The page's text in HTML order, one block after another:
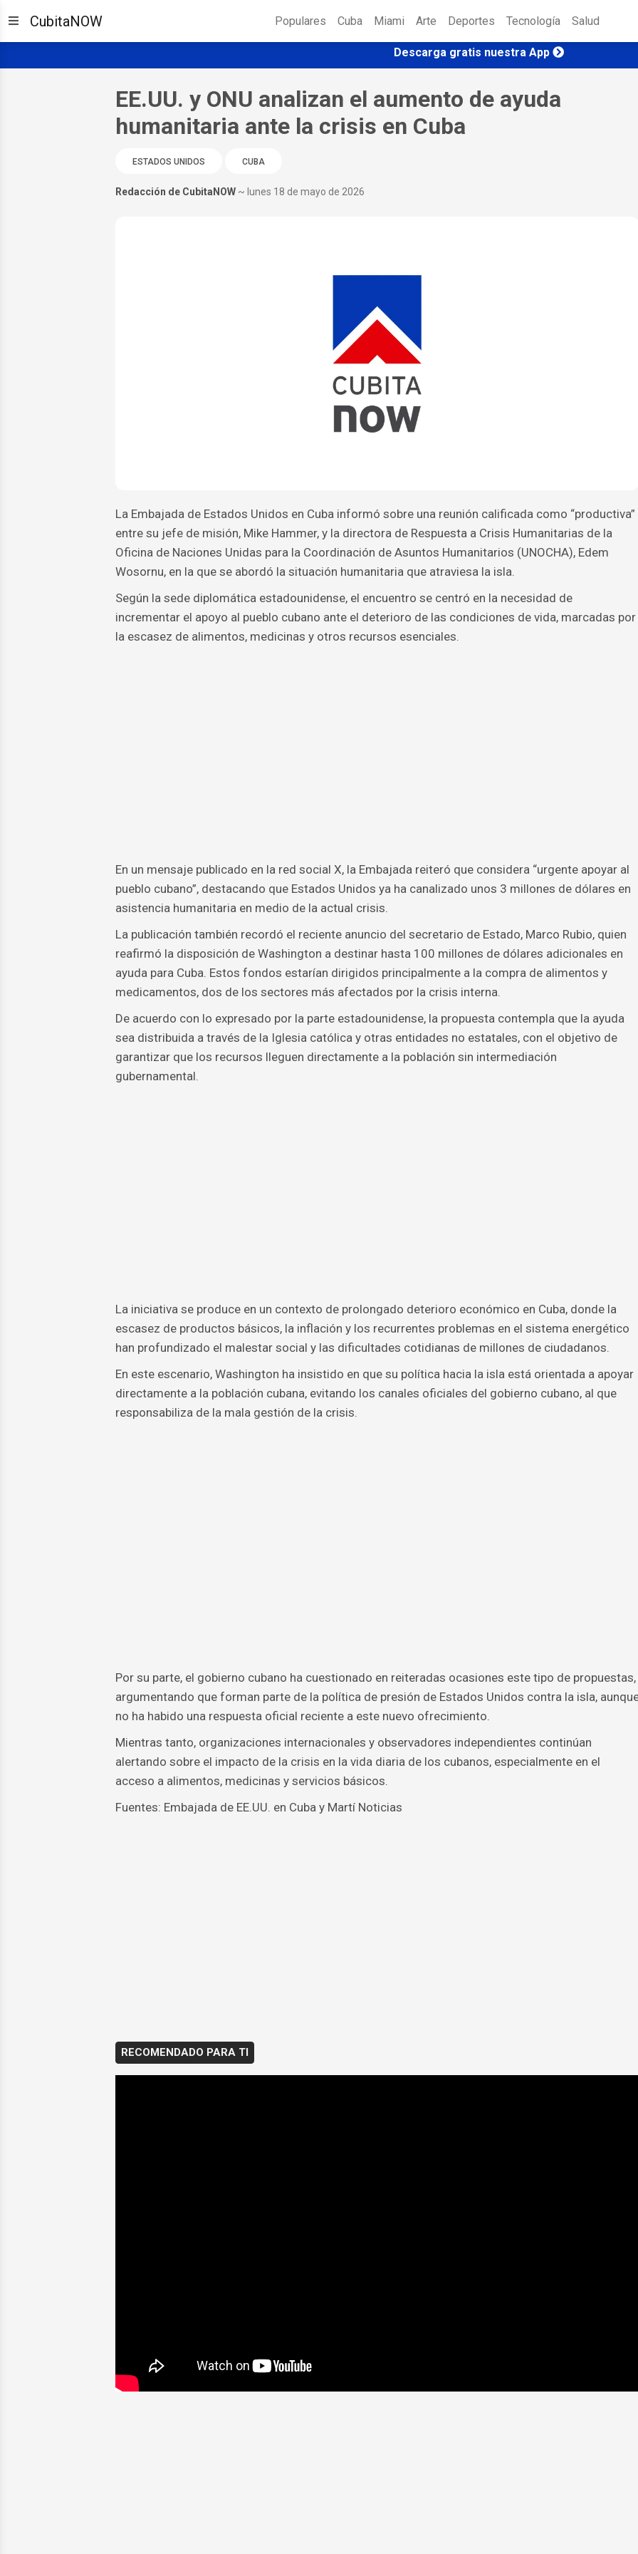
CubitaNOW Populares Cuba Miami Arte Deportes Tecnología Salud
Descarga gratis nuestra App
EE.UU. y ONU analizan el aumento de ayuda
humanitaria ante la crisis en Cuba
ESTADOS UNIDOS CUBA
Redacción de CubitaNOW ~ lunes 18 de mayo de 2026
La Embajada de Estados Unidos en Cuba informó sobre una reunión calificada como “productiva”
entre su jefe de misión, Mike Hammer, y la directora de Respuesta a Crisis Humanitarias de la
Oficina de Naciones Unidas para la Coordinación de Asuntos Humanitarios (UNOCHA), Edem
Wosornu, en la que se abordó la situación humanitaria que atraviesa la isla.
Según la sede diplomática estadounidense, el encuentro se centró en la necesidad de
incrementar el apoyo al pueblo cubano ante el deterioro de las condiciones de vida, marcadas por
la escasez de alimentos, medicinas y otros recursos esenciales.
En un mensaje publicado en la red social X, la Embajada reiteró que considera “urgente apoyar al
pueblo cubano”, destacando que Estados Unidos ya ha canalizado unos 3 millones de dólares en
asistencia humanitaria en medio de la actual crisis.
La publicación también recordó el reciente anuncio del secretario de Estado, Marco Rubio, quien
reafirmó la disposición de Washington a destinar hasta 100 millones de dólares adicionales en
ayuda para Cuba. Estos fondos estarían dirigidos principalmente a la compra de alimentos y
medicamentos, dos de los sectores más afectados por la crisis interna.
De acuerdo con lo expresado por la parte estadounidense, la propuesta contempla que la ayuda
sea distribuida a través de la Iglesia católica y otras entidades no estatales, con el objetivo de
garantizar que los recursos lleguen directamente a la población sin intermediación
gubernamental.
La iniciativa se produce en un contexto de prolongado deterioro económico en Cuba, donde la
escasez de productos básicos, la inflación y los recurrentes problemas en el sistema energético
han profundizado el malestar social y las dificultades cotidianas de millones de ciudadanos.
En este escenario, Washington ha insistido en que su política hacia la isla está orientada a apoyar
directamente a la población cubana, evitando los canales oficiales del gobierno cubano, al que
responsabiliza de la mala gestión de la crisis.
Por su parte, el gobierno cubano ha cuestionado en reiteradas ocasiones este tipo de propuestas,
argumentando que forman parte de la política de presión de Estados Unidos contra la isla,
no ha habido una respuesta oficial reciente a este nuevo ofrecimiento.
Mientras tanto, organizaciones internacionales y observadores independientes continúan
alertando sobre el impacto de la crisis en la vida diaria de los cubanos, especialmente en el
acceso a alimentos, medicinas y servicios básicos.
Fuentes: Embajada de EE.UU. en Cuba y Martí Noticias
RECOMENDADO PARA TI